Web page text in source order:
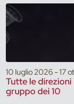
10 luglio 2026 - 17
Tutte le
gruppo dei 10